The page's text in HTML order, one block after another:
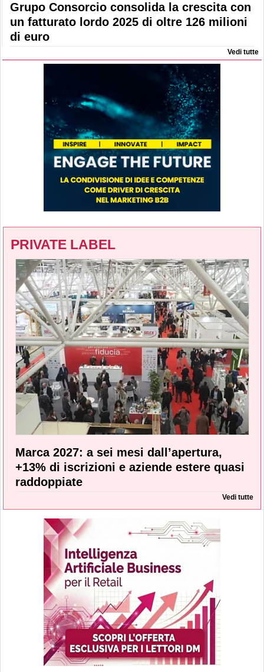
Grupo Consorcio consolida la crescita con
un fatturato lordo 2025 di oltre 126 milioni
di euro
Vedi tutte
PRIVATE LABEL
Marca 2027: a sei mesi dall’apertura,
+13% di iscrizioni e aziende estere quasi
raddoppiate
Vedi tutte